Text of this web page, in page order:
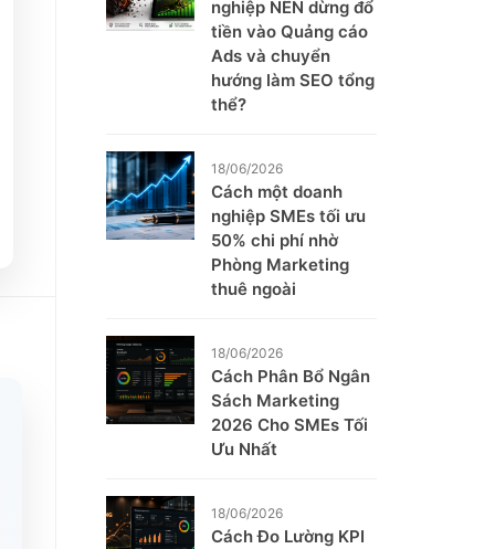
nghiệp NÊN dừng đổ
tiền vào Quảng cáo
Ads và chuyển
hướng làm SEO tổng
thể?
18/06/2026
Cách một doanh
nghiệp SMEs tối ưu
50% chi phí nhờ
Phòng Marketing
thuê ngoài
18/06/2026
Cách Phân Bổ Ngân
Sách Marketing
2026 Cho SMEs Tối
Ưu Nhất
18/06/2026
Cách Đo Lường KPI